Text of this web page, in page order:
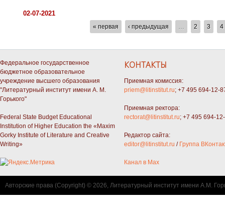
02-07-2021
« первая ‹ предыдущая 2 3 4
Федеральное государственное
бюджетное образовательное
учреждение высшего образования
"Литературный институт имени А. М.
Горького"
Federal State Budget Educational
Institution of Higher Education the «Maxim
Gorky Institute of Literature and Creative
Writing»
КОНТАКТЫ
Приемная комиссия:
priem@litinstitut.ru; +7 495 694-12-
Приемная ректора:
rectorat@litinstitut.ru; +7 495 694-
Редактор сайта:
editor@litinstitut.ru / Группа
Канал в Max
Авторские права (Copyright) © 2026, Литературный институт имени А.М.